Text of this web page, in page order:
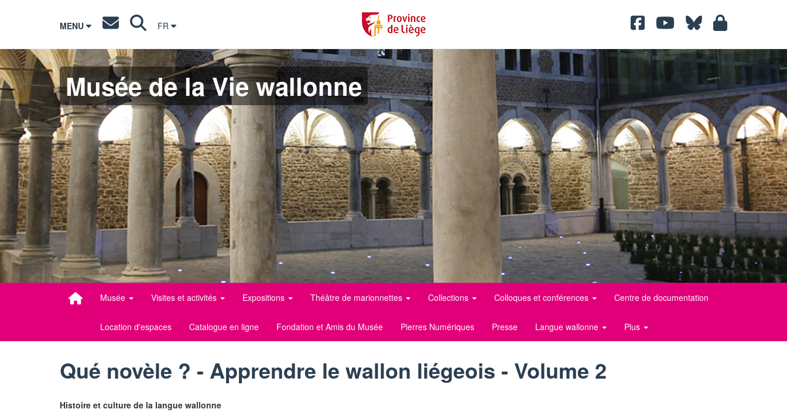
MENU FR
Musée de la Vie wallonne
Musée Visites et activités Expositions Théâtre de marionnettes Collections Colloques et conférences Centre de documentation
Location d'espaces Catalogue en ligne Fondation et Amis du Musée Pierres Numériques Presse Langue wallonne Plus
Qué novèle ? - Apprendre le wallon liégeois - Volume 2
Histoire et culture de la langue wallonne